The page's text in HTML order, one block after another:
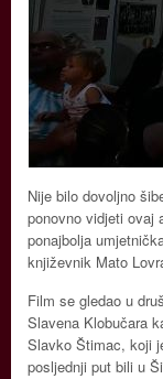
Nije bilo dovoljno
ponovno vidjeti ovaj
ponajbolja
književnik Mato
Film se gledao u
Slavena Klobučara
Slavko Štimac, koji
posljednji put bili u